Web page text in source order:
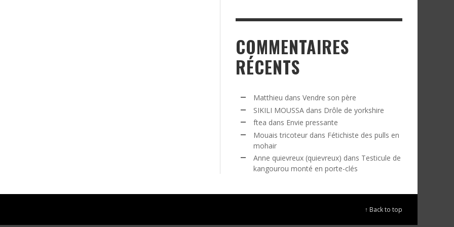
COMMENTAIRES
RÉCENTS
Matthieu dans Vendre son père
SIKILI MOUSSA dans Drôle de yorkshire
ftea dans Envie pressante
Mouais tricoteur dans Fétichiste des pulls en
mohair
Anne quievreux (quievreux) dans Testicule de
kangourou monté en porte-clés
↑ Back to top